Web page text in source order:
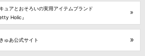
ュアとおそろいの実用アイテムブランド
Holic』
ゅあ公式サイト